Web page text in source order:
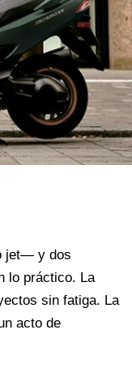
jet— y dos
lo práctico. La
sin fatiga. La
acto de